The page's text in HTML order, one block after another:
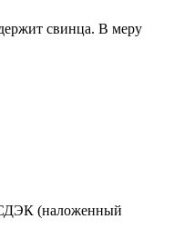
свинца. В меру
(наложенный